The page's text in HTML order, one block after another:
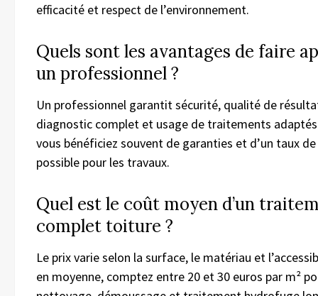
efficacité et respect de l’environnement.
Quels sont les avantages de faire
un professionnel ?
Un professionnel garantit sécurité, qualité de
diagnostic complet et usage de traitements
vous bénéficiez souvent de garanties et d’un taux
possible pour les travaux.
Quel est le coût moyen d’un
complet toiture ?
Le prix varie selon la surface, le matériau et
en moyenne, comptez entre 20 et 30 euros par m²